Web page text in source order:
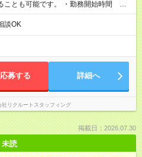
ことも可能です。 ・勤務開始時間
了時間 17:00～18:00 ・実働 07:00～
OK
応募する 詳細へ
社リクルートスタッフィング
掲載日：2026.07.30
未読